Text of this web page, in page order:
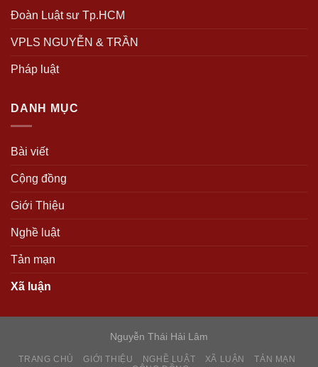
Đoàn Luật sư Tp.HCM
VPLS NGUYỄN & TRẦN
Pháp luật
DANH MỤC
Bài viết
Cộng đồng
Giới Thiệu
Nghề luật
Tản mạn
Xã luận
Nguyễn Thái Hải Lâm
TRANG CHỦ GIỚI THIỆU NGHỀ LUẬT XÃ LUẬN
TẢN MẠN